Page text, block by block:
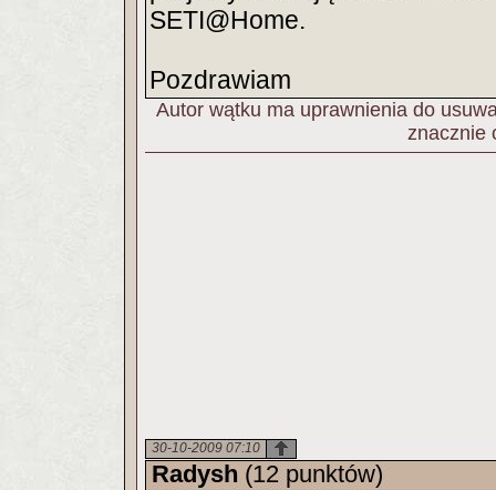
SETI@Home.
Pozdrawiam
Autor wątku ma uprawnienia do
znacznie
30-10-2009 07:10
Radysh (12 punktów)